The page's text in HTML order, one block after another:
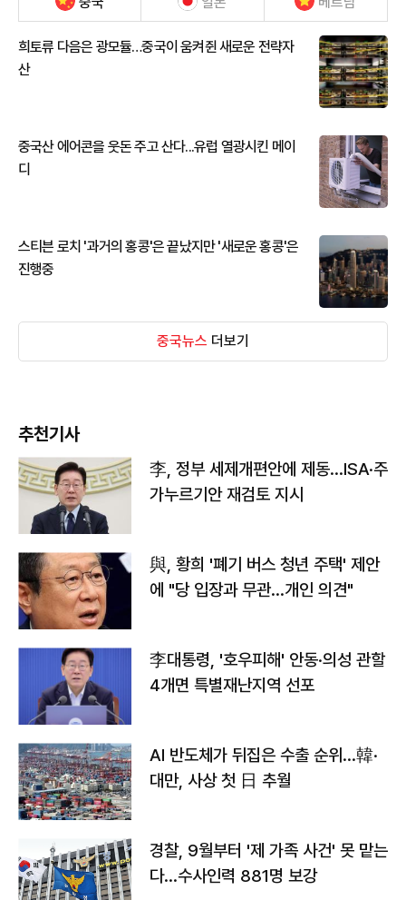
희토류 다음은 광모듈…중국이 움켜쥔 새로운 전략자
산
중국산 에어콘을 웃돈 주고 산다...유럽 열광시킨 메이
디
스티븐 로치 '과거의 홍콩'은 끝났지만 '새로운 홍콩'은
진행중
중국뉴스 더보기
추천기사
李, 정부 세제개편안에 제동…ISA·주
가누르기안 재검토 지시
與, 황희 '폐기 버스 청년 주택' 제안
에 "당 입장과 무관…개인 의견"
李대통령, '호우피해' 안동·의성 관할
4개면 특별재난지역 선포
AI 반도체가 뒤집은 수출 순위…韓·
대만, 사상 첫 日 추월
경찰, 9월부터 '제 가족 사건' 못 맡는
다…수사인력 881명 보강